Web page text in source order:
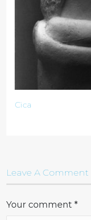
Cica
Leave A Comment
Your comment*